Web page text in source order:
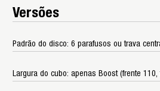
Versões
Padrão do disco: 6 parafusos ou trava
Largura do cubo: apenas Boost (frente